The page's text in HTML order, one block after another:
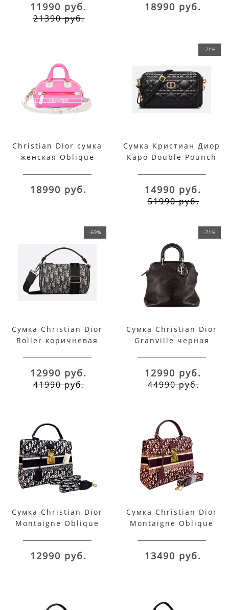
11990 руб.
21390 руб.
18990 руб.
Christian Dior сумка
женская Oblique
18990 руб.
-71%
Сумка Кристиан Диор
Каро Double Pounch
14990 руб.
51990 руб.
-69%
Сумка Christian Dior
Roller коричневая
12990 руб.
41990 руб.
-71%
Сумка Christian Dior
Granville черная
12990 руб.
44990 руб.
Сумка Christian Dior
Montaigne Oblique
12990 руб.
Сумка Christian Dior
Montaigne Oblique
13490 руб.